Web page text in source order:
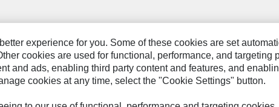
Cookie Settings Юридическое Уведомление Конфиденциальность
права защищены..
experience for you. Some of these cookies are set
cookies are used for functional, performance, and targeting
and ads, enabling third party content and features, and
cookies at any time, select the "Cookie Settings" button.